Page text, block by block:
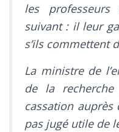
les professeurs
suivant : il leur
s’ils commettent
La ministre de
de la
cassation auprès
pas jugé utile de